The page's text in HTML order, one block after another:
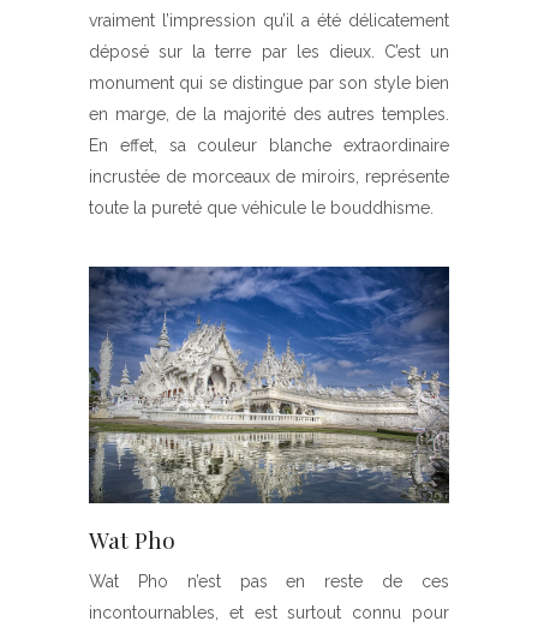
vraiment l’impression qu’il a été délicatement
déposé sur la terre par les dieux. C’est un
monument qui se distingue par son style bien
en marge, de la majorité des autres temples.
En effet, sa couleur blanche extraordinaire
incrustée de morceaux de miroirs, représente
toute la pureté que véhicule le bouddhisme.
Wat Pho
Wat Pho n’est pas en reste de ces
incontournables, et est surtout connu pour